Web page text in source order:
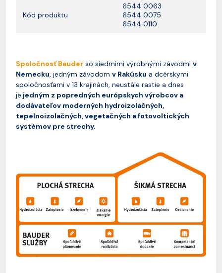
Kód produktu
6544 0063
6544 0075
6544 0110
Spoločnosť Bauder so siedmimi výrobnými závodmi v
Nemecku, jedným závodom v Rakúsku a dcérskymi
spoločnosťami v 13 krajinách, neustále rastie a dnes
je jedným z popredných európskych výrobcov a
dodávateľov moderných hydroizolačných,
tepelnoizolačných, vegetačných a fotovoltických
systémov pre strechy.